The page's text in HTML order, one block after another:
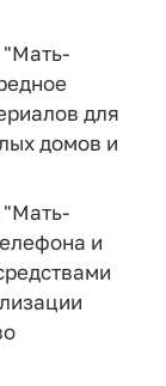
для
домов и
и